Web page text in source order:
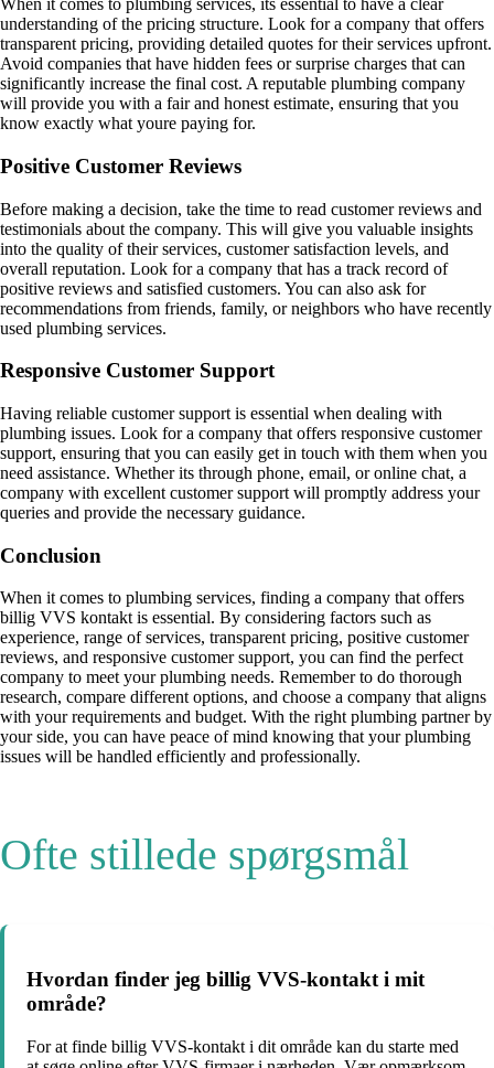
When it comes to plumbing services, its essential to have a clear
understanding of the pricing structure. Look for a company that offers
transparent pricing, providing detailed quotes for their services upfront.
Avoid companies that have hidden fees or surprise charges that can
significantly increase the final cost. A reputable plumbing company
will provide you with a fair and honest estimate, ensuring that you
know exactly what youre paying for.
Positive Customer Reviews
Before making a decision, take the time to read customer reviews and
testimonials about the company. This will give you valuable insights
into the quality of their services, customer satisfaction levels, and
overall reputation. Look for a company that has a track record of
positive reviews and satisfied customers. You can also ask for
recommendations from friends, family, or neighbors who have recently
used plumbing services.
Responsive Customer Support
Having reliable customer support is essential when dealing with
plumbing issues. Look for a company that offers responsive customer
support, ensuring that you can easily get in touch with them when you
need assistance. Whether its through phone, email, or online chat, a
company with excellent customer support will promptly address your
queries and provide the necessary guidance.
Conclusion
When it comes to plumbing services, finding a company that offers
billig VVS kontakt is essential. By considering factors such as
experience, range of services, transparent pricing, positive customer
reviews, and responsive customer support, you can find the perfect
company to meet your plumbing needs. Remember to do thorough
research, compare different options, and choose a company that aligns
with your requirements and budget. With the right plumbing partner by
your side, you can have peace of mind knowing that your plumbing
issues will be handled efficiently and professionally.
Ofte stillede spørgsmål
Hvordan finder jeg billig VVS-kontakt i mit
område?
For at finde billig VVS-kontakt i dit område kan du starte med